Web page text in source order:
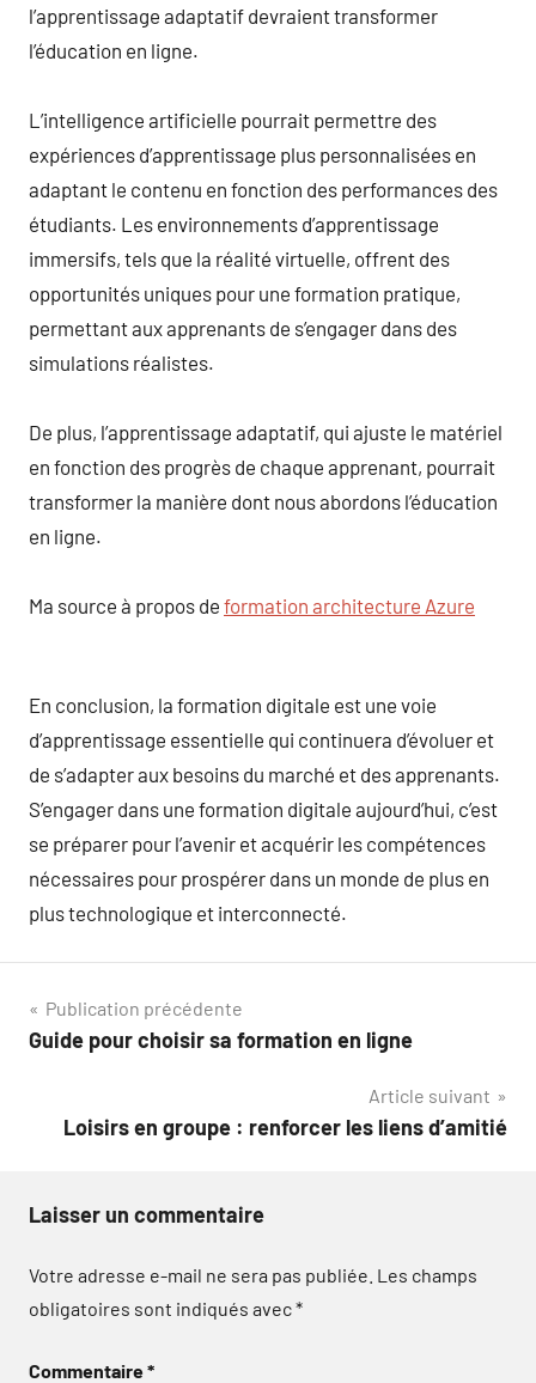
l’apprentissage adaptatif devraient transformer
l’éducation en ligne.
L’intelligence artificielle pourrait permettre des
expériences d’apprentissage plus personnalisées en
adaptant le contenu en fonction des performances des
étudiants. Les environnements d’apprentissage
immersifs, tels que la réalité virtuelle, offrent des
opportunités uniques pour une formation pratique,
permettant aux apprenants de s’engager dans des
simulations réalistes.
De plus, l’apprentissage adaptatif, qui ajuste le matériel
en fonction des progrès de chaque apprenant, pourrait
transformer la manière dont nous abordons l’éducation
en ligne.
Ma source à propos de formation architecture Azure
En conclusion, la formation digitale est une voie
d’apprentissage essentielle qui continuera d’évoluer et
de s’adapter aux besoins du marché et des apprenants.
S’engager dans une formation digitale aujourd’hui, c’est
se préparer pour l’avenir et acquérir les compétences
nécessaires pour prospérer dans un monde de plus en
plus technologique et interconnecté.
Navigation
de
Publication précédente
Guide pour choisir sa formation en ligne
Article suivant
Loisirs en groupe : renforcer les liens d’amitié
Laisser un commentaire
Votre adresse e-mail ne sera pas publiée. Les champs
obligatoires sont indiqués avec*
Commentaire*